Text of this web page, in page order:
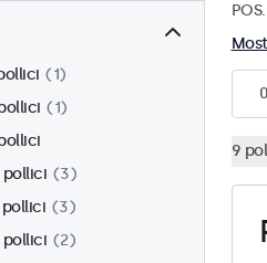
1
1
pollici
3
pollici
3
pollici
2
POS.
0
9